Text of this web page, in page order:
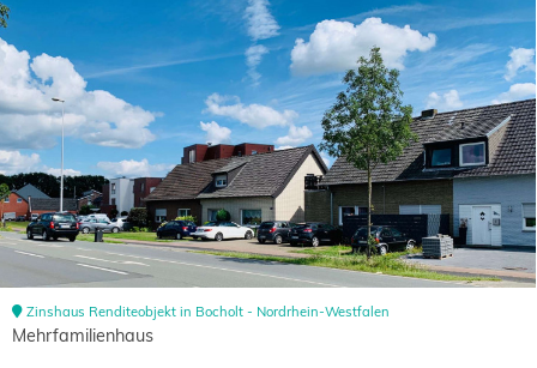
Zinshaus Renditeobjekt in Bocholt - Nordrhein-Westfalen
Mehrfamilienhaus